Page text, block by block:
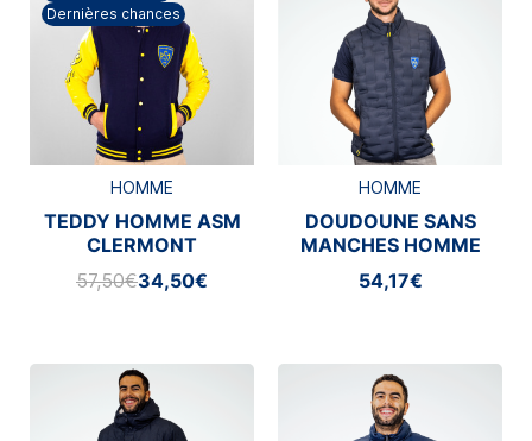
Dernières chances
HOMME
TEDDY HOMME ASM
CLERMONT
57,50€34,50€
HOMME
DOUDOUNE SANS
MANCHES HOMME
LARSON
54,17€